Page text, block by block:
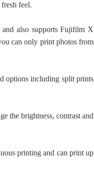
feel.
also supports Fujifilm X
can only print photos from
options including split prints
the brightness, contrast and
printing and can print up